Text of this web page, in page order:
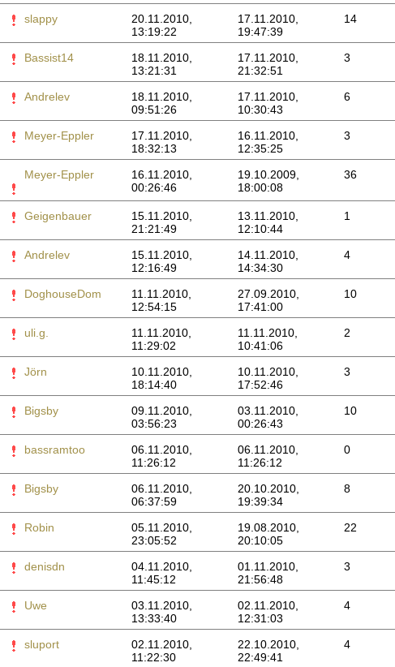
slappy
20.11.2010,
13:19:22
17.11.2010,
19:47:39
14
Bassist14
18.11.2010,
13:21:31
17.11.2010,
21:32:51
3
Andrelev
18.11.2010,
09:51:26
17.11.2010,
10:30:43
6
Meyer-Eppler
17.11.2010,
18:32:13
16.11.2010,
12:35:25
3
Meyer-Eppler
16.11.2010,
00:26:46
19.10.2009,
18:00:08
36
Geigenbauer
15.11.2010,
21:21:49
13.11.2010,
12:10:44
1
Andrelev
15.11.2010,
12:16:49
14.11.2010,
14:34:30
4
DoghouseDom
11.11.2010,
12:54:15
27.09.2010,
17:41:00
10
uli.g.
11.11.2010,
11:29:02
11.11.2010,
10:41:06
2
Jörn
10.11.2010,
18:14:40
10.11.2010,
17:52:46
3
Bigsby
09.11.2010,
03:56:23
03.11.2010,
00:26:43
10
bassramtoo
06.11.2010,
11:26:12
06.11.2010,
11:26:12
0
Bigsby
06.11.2010,
06:37:59
20.10.2010,
19:39:34
8
Robin
05.11.2010,
23:05:52
19.08.2010,
20:10:05
22
denisdn
04.11.2010,
11:45:12
01.11.2010,
21:56:48
3
Uwe
03.11.2010,
13:33:40
02.11.2010,
12:31:03
4
sluport
02.11.2010,
11:22:30
22.10.2010,
22:49:41
4